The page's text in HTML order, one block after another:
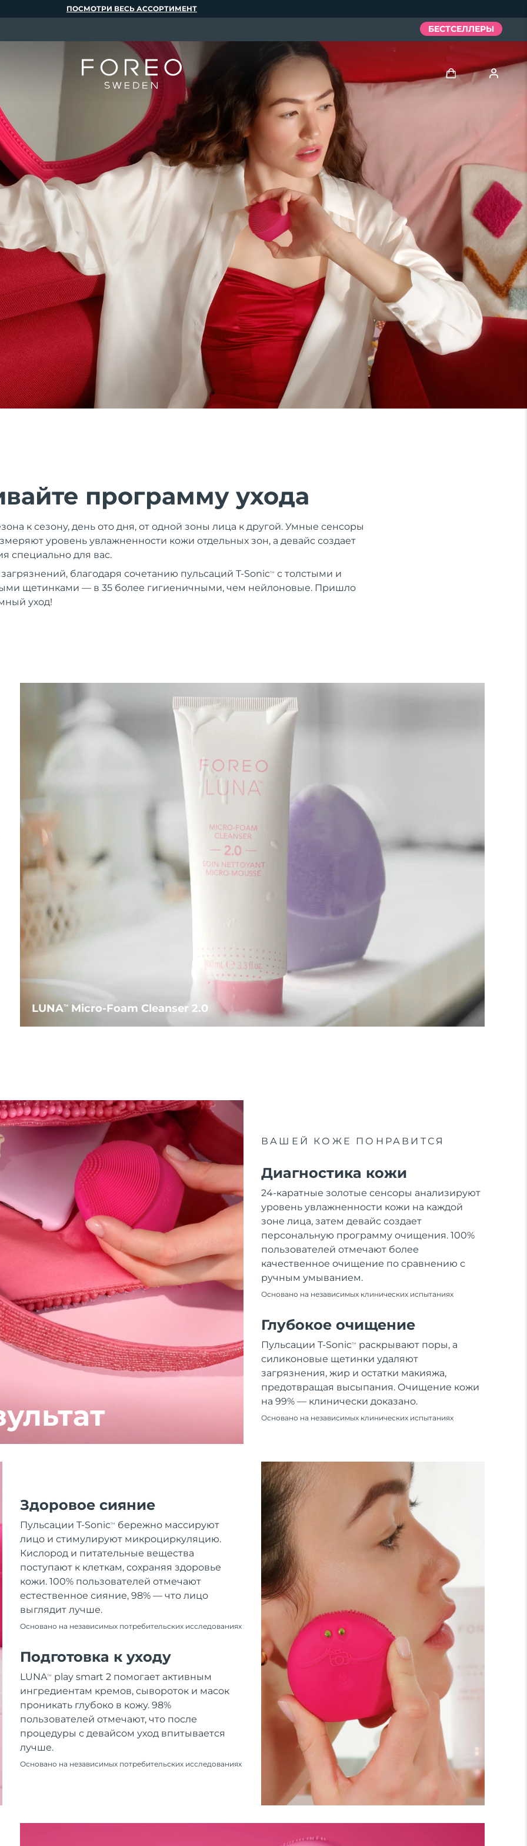
программу ухода
к сезону, день ото дня, от одной зоны лица к другой. Умные сенсоры
уровень увлажненности кожи отдельных зон, а девайс создает
специально для вас.
благодаря сочетанию пульсаций T-SonicTM
с толстыми и
щетинками — в 35 более гигиеничными, чем нейлоновые. Пришло
уход!
LUNATMMicro-Foam Cleanser 2.0
ВАШЕЙ КОЖЕ ПОНРАВИТСЯ
Диагностика кожи
24-каратные золотые сенсоры анализируют
уровень увлажненности кожи на каждой
зоне лица, затем девайс создает
персональную программу очищения. 100%
пользователей отмечают более
качественное очищение по сравнению с
ручным умыванием.
Основано на независимых клинических испытаниях
Глубокое очищение
Пульсации T-SonicTM
раскрывают поры, а
силиконовые щетинки удаляют
загрязнения, жир и остатки макияжа,
предотвращая высыпания. Очищение кожи
на 99% — клинически доказано.
Основано на независимых клинических испытаниях
Здоровое сияние
Пульсации T-SonicTM
бережно массируют
лицо и стимулируют микроциркуляцию.
Кислород и питательные вещества
поступают к клеткам, сохраняя здоровье
кожи. 100% пользователей отмечают
естественное сияние, 98% — что лицо
выглядит лучше.
Основано на независимых потребительских исследованиях
Подготовка к уходу
LUNATM
play smart 2 помогает активным
ингредиентам кремов, сывороток и масок
проникать глубоко в кожу. 98%
пользователей отмечают, что после
процедуры с девайсом уход впитывается
лучше.
Основано на независимых потребительских исследованиях
ПОСМОТРИ ВЕСЬ АССОРТИМЕНТ
БЕСТСЕЛЛЕРЫ
Профиль пользователя
Мои приборы
Мои заказы
Мои адреса
Мои подписки